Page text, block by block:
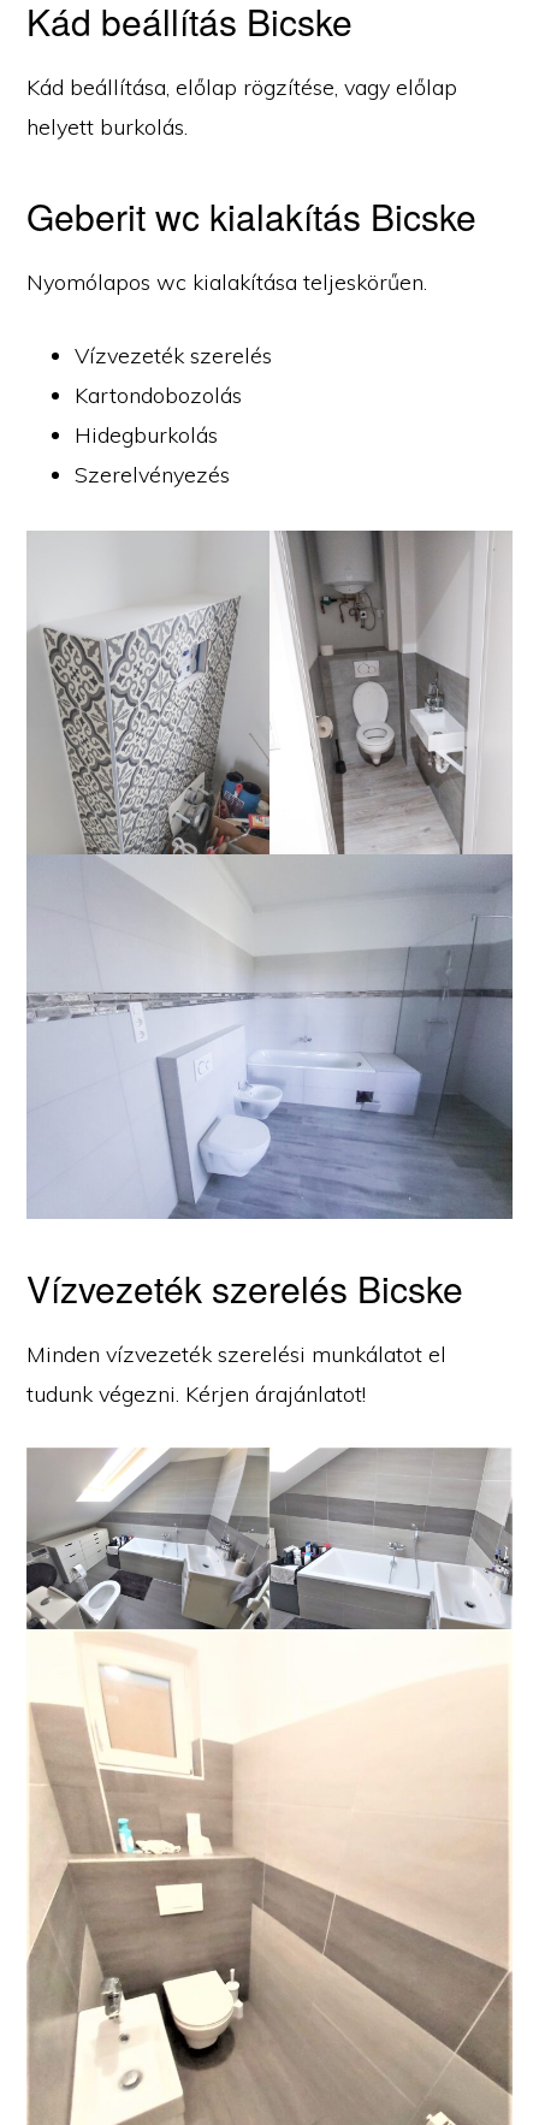
Kád beállítás Bicske
Kád beállítása, előlap rögzítése, vagy előlap
helyett burkolás.
Geberit wc kialakítás Bicske
Nyomólapos wc kialakítása teljeskörűen.
Vízvezeték szerelés
Kartondobozolás
Hidegburkolás
Szerelvényezés
Vízvezeték szerelés Bicske
Minden vízvezeték szerelési munkálatot el
tudunk végezni. Kérjen árajánlatot!